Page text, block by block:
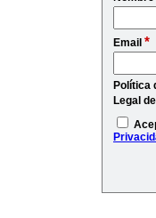
Email *
Política
Legal